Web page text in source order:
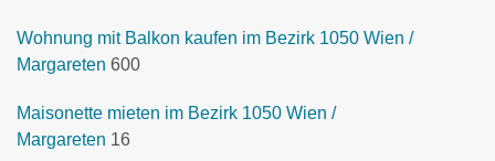
Wohnung mit Balkon kaufen im Bezirk 1050 Wien /
Margareten 600
Maisonette mieten im Bezirk 1050 Wien /
Margareten 16